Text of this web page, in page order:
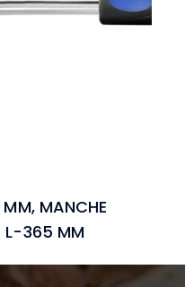
MANCHE
L-365 MM